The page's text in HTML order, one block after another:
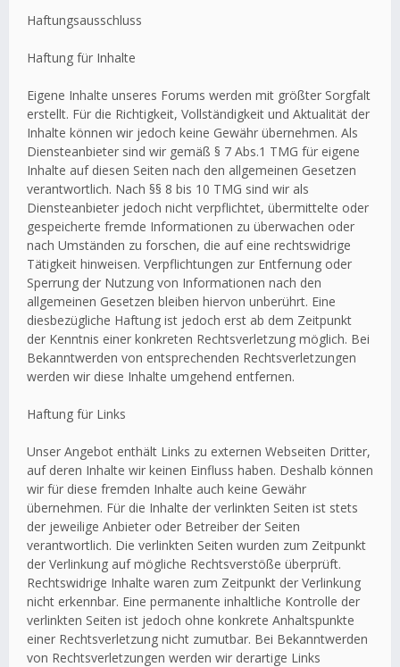
Haftungsausschluss
Haftung für Inhalte
Eigene Inhalte unseres Forums werden mit größter Sorgfalt
erstellt. Für die Richtigkeit, Vollständigkeit und Aktualität der
Inhalte können wir jedoch keine Gewähr übernehmen. Als
Diensteanbieter sind wir gemäß § 7 Abs.1 TMG für eigene
Inhalte auf diesen Seiten nach den allgemeinen Gesetzen
verantwortlich. Nach §§ 8 bis 10 TMG sind wir als
Diensteanbieter jedoch nicht verpflichtet, übermittelte oder
gespeicherte fremde Informationen zu überwachen oder
nach Umständen zu forschen, die auf eine rechtswidrige
Tätigkeit hinweisen. Verpflichtungen zur Entfernung oder
Sperrung der Nutzung von Informationen nach den
allgemeinen Gesetzen bleiben hiervon unberührt. Eine
diesbezügliche Haftung ist jedoch erst ab dem Zeitpunkt
der Kenntnis einer konkreten Rechtsverletzung möglich. Bei
Bekanntwerden von entsprechenden Rechtsverletzungen
werden wir diese Inhalte umgehend entfernen.
Haftung für Links
Unser Angebot enthält Links zu externen Webseiten Dritter,
auf deren Inhalte wir keinen Einfluss haben. Deshalb können
wir für diese fremden Inhalte auch keine Gewähr
übernehmen. Für die Inhalte der verlinkten Seiten ist stets
der jeweilige Anbieter oder Betreiber der Seiten
verantwortlich. Die verlinkten Seiten wurden zum Zeitpunkt
der Verlinkung auf mögliche Rechtsverstöße überprüft.
Rechtswidrige Inhalte waren zum Zeitpunkt der Verlinkung
nicht erkennbar. Eine permanente inhaltliche Kontrolle der
verlinkten Seiten ist jedoch ohne konkrete Anhaltspunkte
einer Rechtsverletzung nicht zumutbar. Bei Bekanntwerden
von Rechtsverletzungen werden wir derartige Links